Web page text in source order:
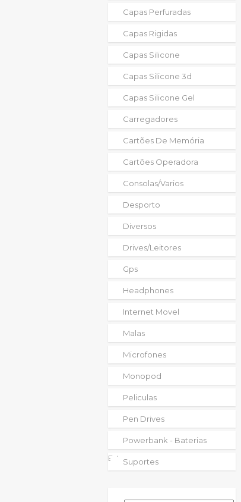
Capas Perfuradas
Capas Rigidas
Capas Silicone
Capas Silicone 3d
Capas Silicone Gel
Carregadores
Cartões De Memória
Cartões Operadora
Consolas/varios
Desporto
Diversos
Drives/leitores
Gps
Headphones
Internet Movel
Malas
Microfones
Monopod
Peliculas
Pen Drives
Powerbank - Baterias
ExternasSuportes